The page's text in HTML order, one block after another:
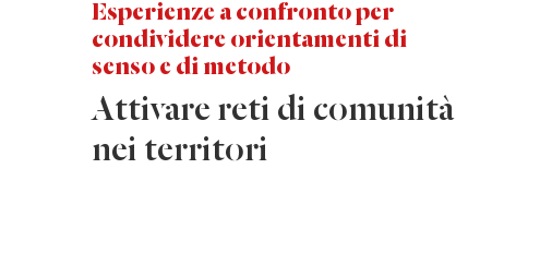
Esperienze a confronto per
condividere orientamenti di
senso e di metodo
Attivare reti di comunità
nei territori